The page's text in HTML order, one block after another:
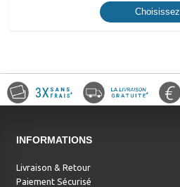
Choisissez
INFORMATIONS
Livraison & Retour
Paiement Sécurisé